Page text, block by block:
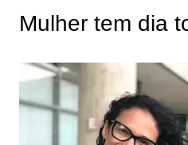
Mulher tem dia